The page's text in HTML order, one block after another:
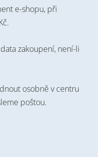
e-shopu, při
zakoupení, není-li
osobně v centru
poštou.